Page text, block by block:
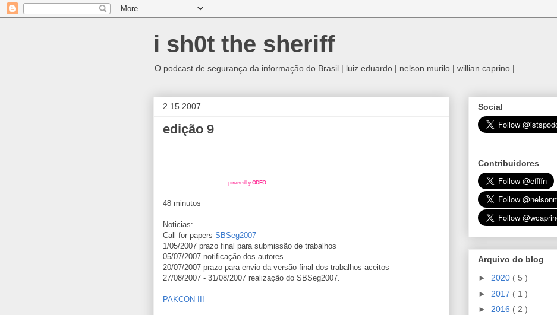
i sh0t the sheriff
O podcast de segurança da informação do Brasil | luiz eduardo | nelson murilo | willian caprino |
2.15.2007
edição 9
powered byODEO
48 minutos
Noticias:
Call for papers SBSeg2007
1/05/2007 prazo final para submissão de trabalhos
05/07/2007 notificação dos autores
20/07/2007 prazo para envio da versão final dos trabalhos aceitos
27/08/2007 - 31/08/2007 realização do SBSeg2007.
PAKCON III
Social
Contribuidores
Arquivo do blog
► 2020 ( 5 )
► 2017 ( 1 )
► 2016 ( 2 )